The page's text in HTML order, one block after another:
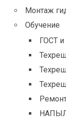
Монтаж
Обучение
ГОСТ